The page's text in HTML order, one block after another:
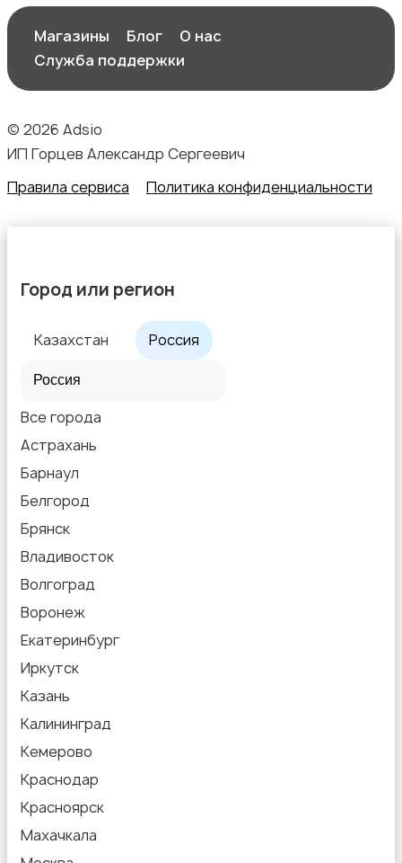
Магазины Блог
О нас
Служба поддержки
© 2026 Adsio
ИП Горцев Александр Сергеевич
Правила сервиса
Политика конфиденциальности
Город или регион
Казахстан Россия
Все города
Астрахань
Барнаул
Белгород
Брянск
Владивосток
Волгоград
Воронеж
Екатеринбург
Иркутск
Казань
Калининград
Кемерово
Краснодар
Красноярск
Махачкала